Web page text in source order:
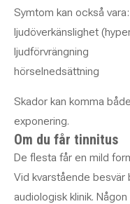
Symtom kan också vara:
ljudöverkänslighet
ljudförvrängning
hörselnedsättning
Skador kan komma
exponering.
Om du får tinnitus
De flesta får en mild
Vid kvarstående besvär
audiologisk klinik.